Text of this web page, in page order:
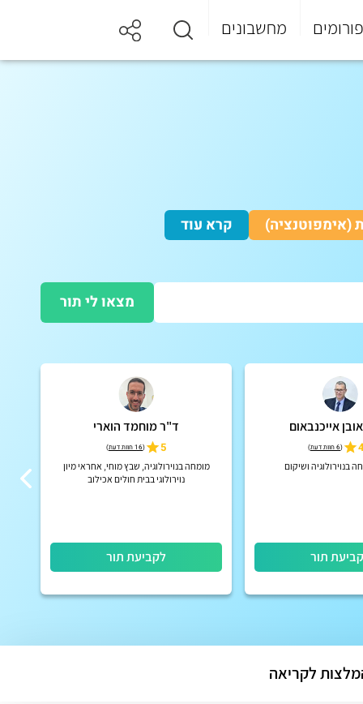
פורומים מחשבונים
(אימפוטנציה) קרא עוד
מצאו לי תור
אייכנבאום
(6 חוות דעת )
בנוירולוגיה ושיקום
תור
ד"ר מוחמד הוארי
5
(16 חוות דעת )
מומחה בנוירולוגיה, שבץ מוחי, אחראי מיון
נוירולוגי בבית חולים אכילוב
לקביעת תור
לקריאה